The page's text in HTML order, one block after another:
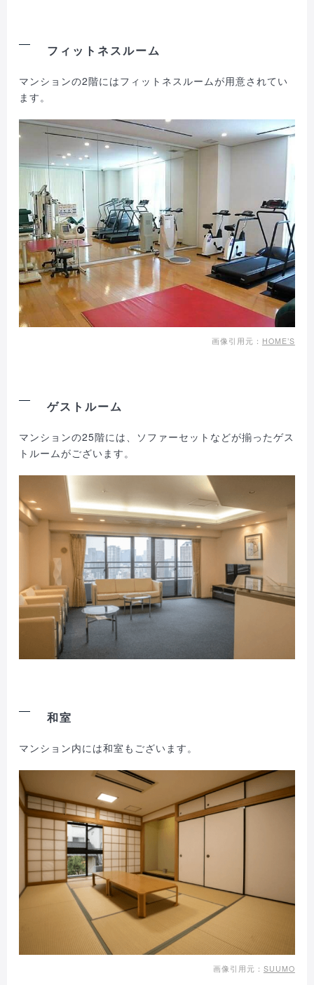
フィットネスルーム
マンションの2階にはフィットネスルームが用意されてい
ます。
画像引用元： HOME’S
ゲストルーム
マンションの25階には、ソファーセットなどが揃ったゲス
トルームがございます。
和室
マンション内には和室もございます。
画像引用元： SUUMO